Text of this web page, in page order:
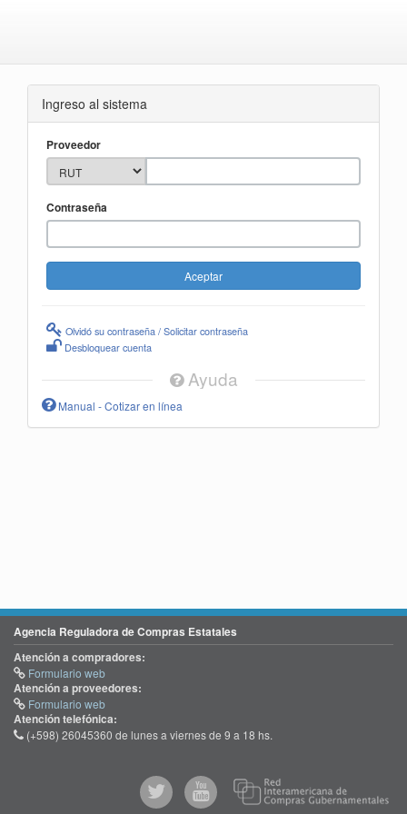
Ingreso al sistema
Proveedor
Contraseña
Olvidó su contraseña / Solicitar contraseña
Desbloquear cuenta
Ayuda
Manual - Cotizar en línea
Agencia Reguladora de Compras Estatales
Atención a compradores:
Formulario web
Atención a proveedores:
Formulario web
Atención telefónica:
(+598) 26045360 de lunes a viernes de 9 a 18 hs.
@comprasgubuy
ACCE